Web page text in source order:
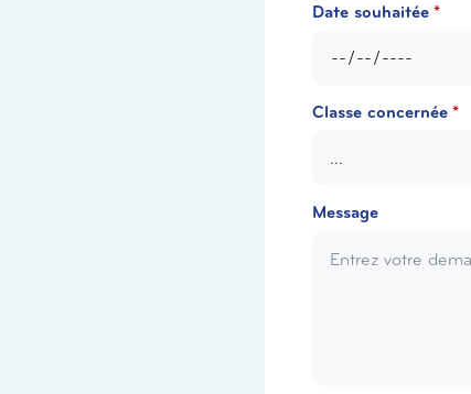
Date souhaitée *
Classe concernée *
Message